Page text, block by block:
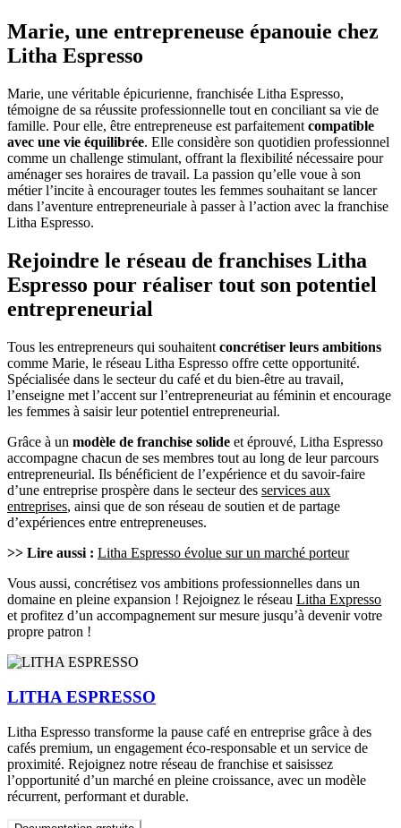
Marie, une entrepreneuse épanouie chez
Litha Espresso
Marie, une véritable épicurienne, franchisée Litha Espresso,
témoigne de sa réussite professionnelle tout en conciliant sa vie de
famille. Pour elle, être entrepreneuse est parfaitement compatible
avec une vie équilibrée. Elle considère son quotidien professionnel
comme un challenge stimulant, offrant la flexibilité nécessaire pour
aménager ses horaires de travail. La passion qu’elle voue à son
métier l’incite à encourager toutes les femmes souhaitant se lancer
dans l’aventure entrepreneuriale à passer à l’action avec la franchise
Litha Espresso.
Rejoindre le réseau de franchises Litha
Espresso pour réaliser tout son potentiel
entrepreneurial
Tous les entrepreneurs qui souhaitent concrétiser leurs ambitions
comme Marie, le réseau Litha Espresso offre cette opportunité.
Spécialisée dans le secteur du café et du bien-être au travail,
l’enseigne met l’accent sur l’entrepreneuriat au féminin et encourage
les femmes à saisir leur potentiel entrepreneurial.
Grâce à un modèle de franchise solide et éprouvé, Litha Espresso
accompagne chacun de ses membres tout au long de leur parcours
entrepreneurial. Ils bénéficient de l’expérience et du savoir-faire
d’une entreprise prospère dans le secteur des services aux
entreprises, ainsi que de son réseau de soutien et de partage
d’expériences entre entrepreneuses.
>> Lire aussi : Litha Espresso évolue sur un marché porteur
Vous aussi, concrétisez vos ambitions professionnelles dans un
domaine en pleine expansion ! Rejoignez le réseau Litha Expresso
et profitez d’un accompagnement sur mesure jusqu’à devenir votre
propre patron !
LITHA ESPRESSO
Litha Espresso transforme la pause café en entreprise grâce à des
cafés premium, un engagement éco-responsable et un service de
proximité. Rejoignez notre réseau de franchise et saisissez
l’opportunité d’un marché en pleine croissance, avec un modèle
récurrent, performant et durable.